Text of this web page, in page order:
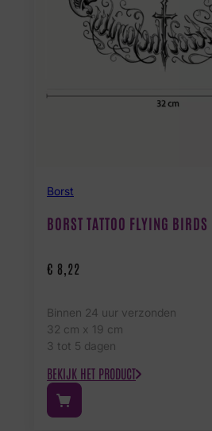
Borst
BORST TATTOO FLYING BIRDS
€ 8,22
Binnen 24 uur verzonden
32 cm x 19 cm
3 tot 5 dagen
BEKIJK HET PRODUCT